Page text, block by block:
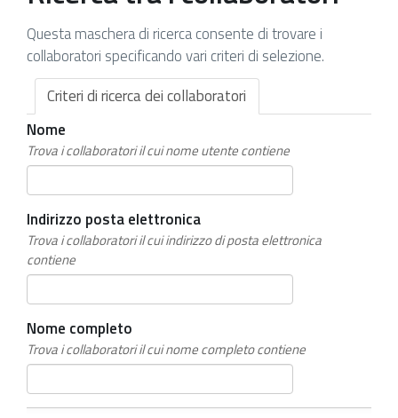
Questa maschera di ricerca consente di trovare i
collaboratori specificando vari criteri di selezione.
Criteri di ricerca dei collaboratori
Nome
Trova i collaboratori il cui nome utente contiene
Indirizzo posta elettronica
Trova i collaboratori il cui indirizzo di posta elettronica
contiene
Nome completo
Trova i collaboratori il cui nome completo contiene